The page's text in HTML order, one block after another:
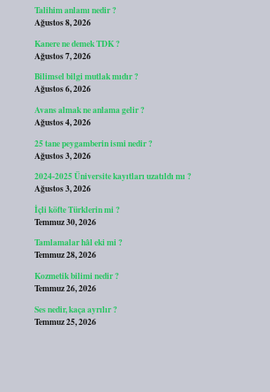
Talihim anlamı nedir ?
Ağustos 8, 2026
Kanere ne demek TDK ?
Ağustos 7, 2026
Bilimsel bilgi mutlak mıdır ?
Ağustos 6, 2026
Avans almak ne anlama gelir ?
Ağustos 4, 2026
25 tane peygamberin ismi nedir ?
Ağustos 3, 2026
2024-2025 Üniversite kayıtları uzatıldı mı ?
Ağustos 3, 2026
İçli köfte Türklerin mi ?
Temmuz 30, 2026
Tamlamalar hâl eki mi ?
Temmuz 28, 2026
Kozmetik bilimi nedir ?
Temmuz 26, 2026
Ses nedir, kaça ayrılır ?
Temmuz 25, 2026